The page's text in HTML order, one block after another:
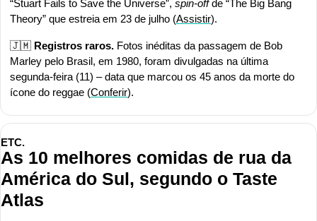
“Stuart Fails to Save the Universe”, spin-off de “The Big Bang
Theory” que estreia em 23 de julho (Assistir).
🇯🇲 Registros raros. Fotos inéditas da passagem de Bob
Marley pelo Brasil, em 1980, foram divulgadas na última
segunda-feira (11) – data que marcou os 45 anos da morte do
ícone do reggae (Conferir).
ETC.
As 10 melhores comidas de rua da
América do Sul, segundo o Taste
Atlas